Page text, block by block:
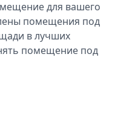
для вашего
помещения под
в лучших
помещение под